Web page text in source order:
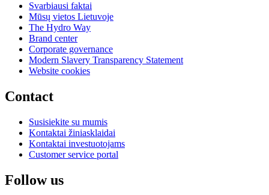
Svarbiausi faktai
Mūsų vietos Lietuvoje
The Hydro Way
Brand center
Corporate governance
Modern Slavery Transparency Statement
Website cookies
Contact
Susisiekite su mumis
Kontaktai žiniasklaidai
Kontaktai investuotojams
Customer service portal
Follow us